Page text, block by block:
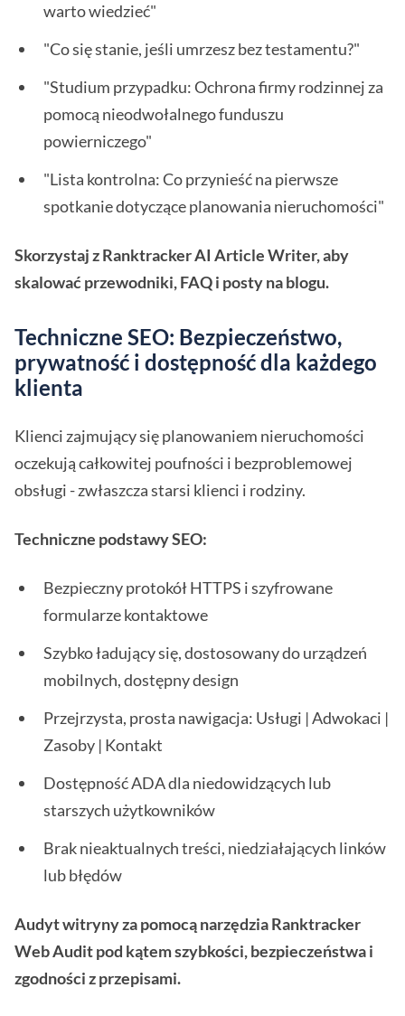
warto wiedzieć"
"Co się stanie, jeśli umrzesz bez testamentu?"
"Studium przypadku: Ochrona firmy rodzinnej za
pomocą nieodwołalnego funduszu
powierniczego"
"Lista kontrolna: Co przynieść na pierwsze
spotkanie dotyczące planowania nieruchomości"
Skorzystaj z Ranktracker AI Article Writer, aby
skalować przewodniki, FAQ i posty na blogu.
Techniczne SEO: Bezpieczeństwo,
prywatność i dostępność dla każdego
klienta
Klienci zajmujący się planowaniem nieruchomości
oczekują całkowitej poufności i bezproblemowej
obsługi - zwłaszcza starsi klienci i rodziny.
Techniczne podstawy SEO:
Bezpieczny protokół HTTPS i szyfrowane
formularze kontaktowe
Szybko ładujący się, dostosowany do urządzeń
mobilnych, dostępny design
Przejrzysta, prosta nawigacja: Usługi | Adwokaci |
Zasoby | Kontakt
Dostępność ADA dla niedowidzących lub
starszych użytkowników
Brak nieaktualnych treści, niedziałających linków
lub błędów
Audyt witryny za pomocą narzędzia Ranktracker
Web Audit pod kątem szybkości, bezpieczeństwa i
zgodności z przepisami.